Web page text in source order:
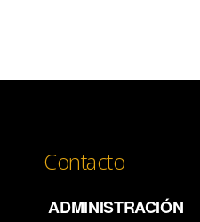
Contacto
ADMINISTRACIÓN